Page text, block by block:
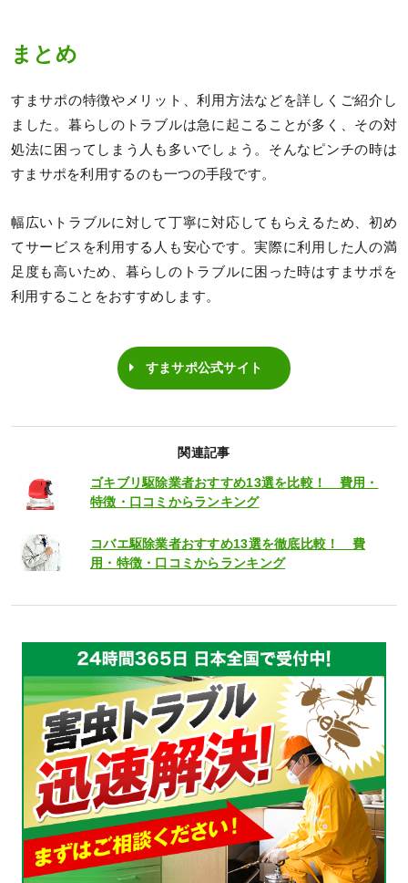
まとめ
すまサポの特徴やメリット、利用方法などを詳しくご紹介し
ました。暮らしのトラブルは急に起こることが多く、その対
処法に困ってしまう人も多いでしょう。そんなピンチの時は
すまサポを利用するのも一つの手段です。
幅広いトラブルに対して丁寧に対応してもらえるため、初め
てサービスを利用する人も安心です。実際に利用した人の満
足度も高いため、暮らしのトラブルに困った時はすまサポを
利用することをおすすめします。
すまサポ公式サイト
関連記事
ゴキブリ駆除業者おすすめ13選を比較！ 費用・
特徴・口コミからランキング
コバエ駆除業者おすすめ13選を徹底比較！ 費
用・特徴・口コミからランキング